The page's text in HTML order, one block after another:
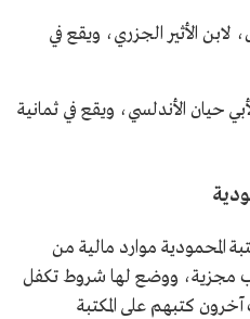
الأثير الجزري، ويقع في
حيان الأندلسي، ويقع في ثمانية
المحمودية موارد مالية من
مجزية، ووضع لها شروط تكفل
كتبهم على المكتبة